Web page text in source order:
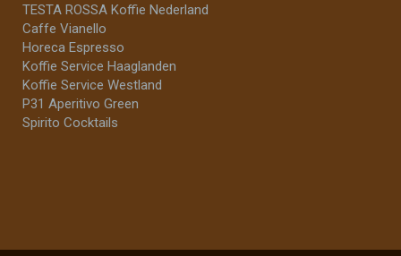
TESTA ROSSA Koffie Nederland
Caffe Vianello
Horeca Espresso
Koffie Service Haaglanden
Koffie Service Westland
P31 Aperitivo Green
Spirito Cocktails